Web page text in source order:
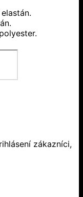
zákazníci,